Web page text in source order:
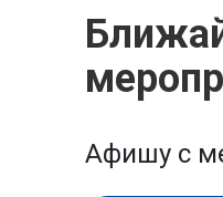
Афишу с